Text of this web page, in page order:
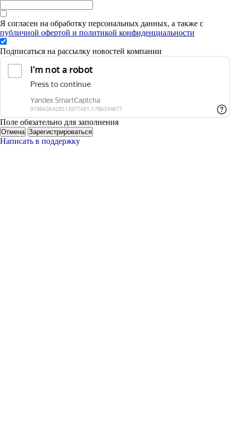
Я согласен на обработку персональных данных, а также с
публичной офертой и политикой конфиденциальности
Подписаться на рассылку новостей компании
Поле обязательно для заполнения
Отмена Зарегистрироваться
Написать в поддержку